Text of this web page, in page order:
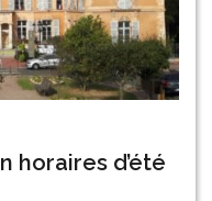
horaires d’été